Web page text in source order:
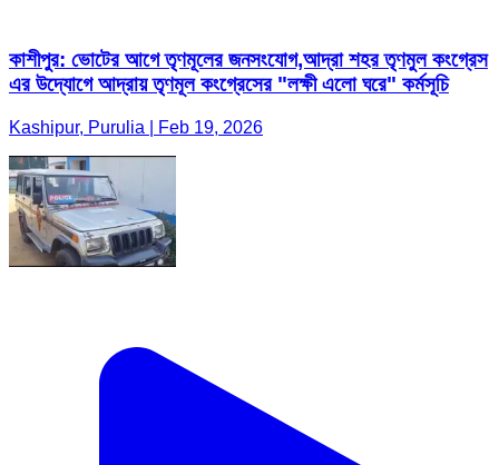
কাশীপুর: ভোটের আগে তৃণমূলের জনসংযোগ,আদ্রা শহর তৃণমুল কংগ্রেস
এর উদ্যোগে আদ্রায় তৃণমূল কংগ্রেসের "লক্ষী এলো ঘরে" কর্মসূচি
Kashipur, Purulia | Feb 19, 2026